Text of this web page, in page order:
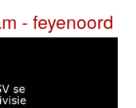
- feyenoord